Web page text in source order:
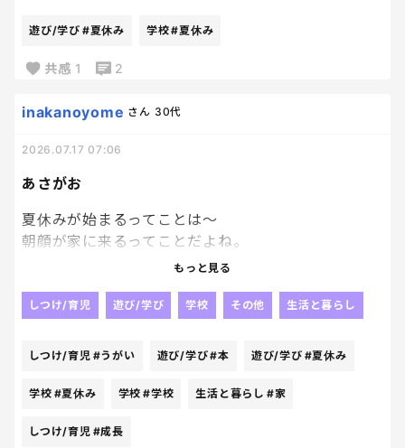
遊び/学び #夏休み 学校#夏休み
共感 1 2
あさがお
inakanoyome さん 30代
2026.07.17 07:06
夏休みが始まるってことは～
朝顔が家に来るってことだよね。
今年は本気で自分で水やり
学校で育てながら
毎朝確認したり愛着は持っているようだから
綺麗に縦に成長してもらえるように
朝顔で
もっと見る
しつけ/育児 遊び/学び 学校 その他 生活と暮らし
しつけ/育児 #うがい 遊び/学び#本 遊び/学び #夏休み
学校 #夏休み 学校 #学校 生活と暮らし #家
しつけ/育児 #成長